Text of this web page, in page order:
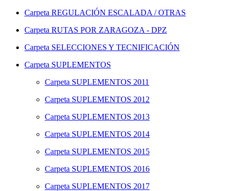
Carpeta REGULACIÓN ESCALADA / OTRAS
Carpeta RUTAS POR ZARAGOZA - DPZ
Carpeta SELECCIONES Y TECNIFICACIÓN
Carpeta SUPLEMENTOS
Carpeta SUPLEMENTOS 2011
Carpeta SUPLEMENTOS 2012
Carpeta SUPLEMENTOS 2013
Carpeta SUPLEMENTOS 2014
Carpeta SUPLEMENTOS 2015
Carpeta SUPLEMENTOS 2016
Carpeta SUPLEMENTOS 2017